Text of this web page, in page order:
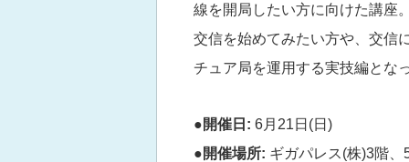
線を開局したい方に向けた講座
交信を始めてみたい方や、交信
チュア局を運用する実技編とな
●開催日: 6月21日(日)
●開催場所: ギガパレス(株)3階